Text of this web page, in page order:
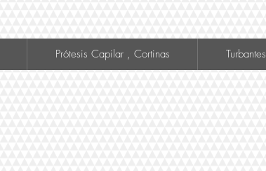
Prótesis Capilar , Cortinas Turbantes